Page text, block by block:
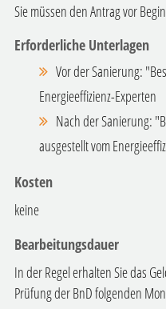
Sie müssen den Antrag vor
Erforderliche Unterlagen
Vor der Sanierung:
Energieeffizienz-Experten
Nach der Sanierung:
ausgestellt vom
Kosten
keine
Bearbeitungsdauer
In der Regel erhalten Sie das
Prüfung der BnD folgenden